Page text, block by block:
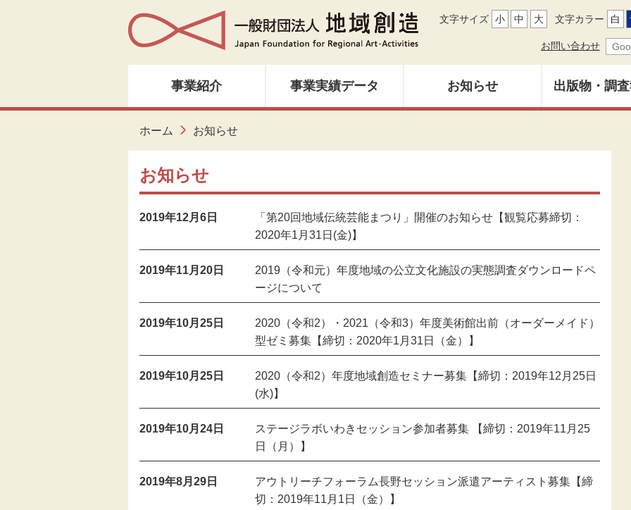
文字サイズ 小 中 大 文字カラー 白
お問い合わせ
事業紹介
人材育成・研修
創造ネットワーク
助成
事業実績データ お知らせ 出版物・調
雑誌「地域
新型コロナ
東日本大震災
ホーム お知らせ
お知らせ
2019年12月6日
「第20回地域伝統芸能まつり」開催のお知らせ【観覧応募締切：
2020年1月31日(金)】
2019年11月20日
2019（令和元）年度地域の公立文化施設の実態調査ダウンロードペ
ージについて
2019年10月25日
2020（令和2）・2021（令和3）年度美術館出前（オーダーメイド）
型ゼミ募集【締切：2020年1月31日（金）】
2019年10月25日
2020（令和2）年度地域創造セミナー募集【締切：2019年12月25日
(水)】
2019年10月24日
ステージラボいわきセッション参加者募集 【締切：2019年11月25
日（月）】
2019年8月29日
アウトリーチフォーラム長野セッション派遣アーティスト募集【締
切：2019年11月1日（金）】